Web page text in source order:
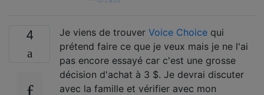
4 Je viens de trouver Voice Choice qui
prétend faire ce que je veux mais je ne l'ai
pas encore essayé car c'est une grosse
décision d'achat à 3 $. Je devrai discuter
avec la famille et vérifier avec mon